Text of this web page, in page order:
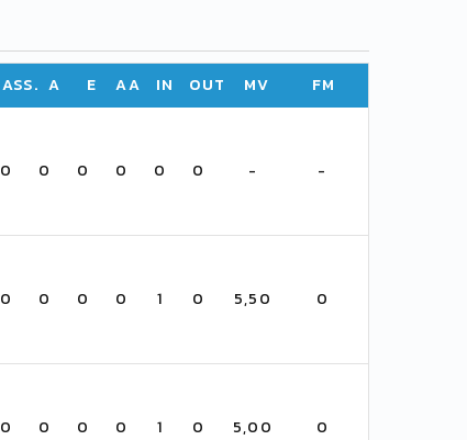
ASS. A E AA IN OUT MV FM
0 0 0 0 0 0 - -
0 0 0 0 1 0 5,50 0
0 0 0 0 1 0 5,00 0